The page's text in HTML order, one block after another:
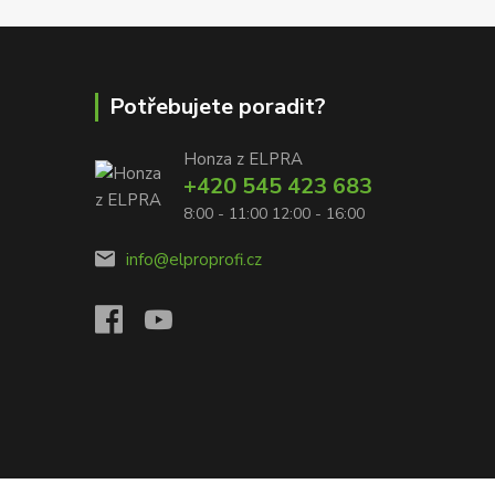
Potřebujete poradit?
Honza z ELPRA
+420 545 423 683
8:00 - 11:00 12:00 - 16:00
info@elproprofi.cz